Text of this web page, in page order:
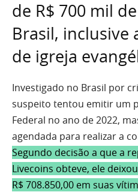
de R$ 700 mil
Brasil, inclusive
de igreja
Investigado no Brasil por
suspeito tentou emitir um
Federal no ano de 2022,
agendada para realizar a
Segundo decisão a que a
Livecoins obteve, ele
R$ 708.850,00 em suas